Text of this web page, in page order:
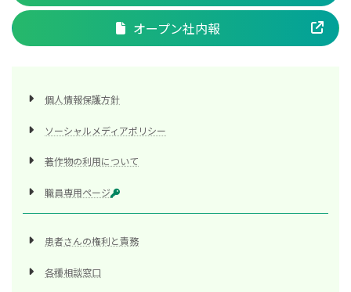
オープン社内報
個人情報保護方針
ソーシャルメディアポリシー
著作物の利用について
職員専用ページ
患者さんの権利と責務
各種相談窓口